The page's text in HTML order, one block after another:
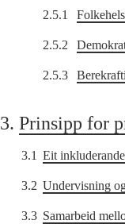
2.5.1
2.5.2
2.5.3
3. Prinsipp for
3.1 Eit
3.2 Undervisning
3.3 Samarbeid